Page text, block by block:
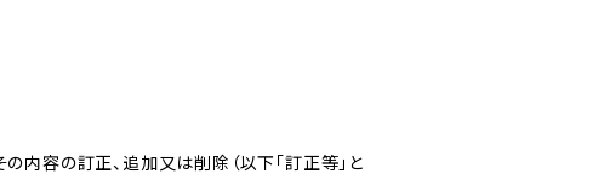
内容の訂正、追加又は削除（以下「訂正等」と